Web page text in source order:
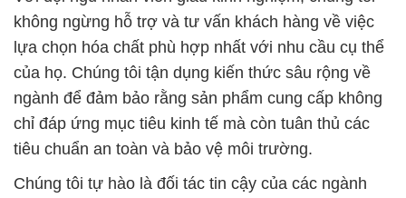
không ngừng hỗ trợ và tư vấn khách hàng về việc
lựa chọn hóa chất phù hợp nhất với nhu cầu cụ thể
của họ. Chúng tôi tận dụng kiến thức sâu rộng về
ngành để đảm bảo rằng sản phẩm cung cấp không
chỉ đáp ứng mục tiêu kinh tế mà còn tuân thủ các
tiêu chuẩn an toàn và bảo vệ môi trường.
Chúng tôi tự hào là đối tác tin cậy của các ngành